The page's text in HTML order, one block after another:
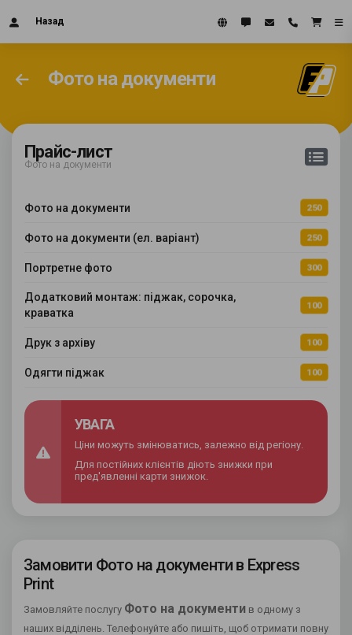
Назад
Фото на документи
Прайс-лист
Фото на документи
Фото на документи 250
Фото на документи (ел. варіант) 250
Портретне фото 300
Додатковий монтаж: піджак, сорочка,
краватка
100
Друк з архіву 100
Одягти піджак 100
УВАГА
Ціни можуть змінюватись, залежно від регіону.
Для постійних клієнтів діють знижки при
пред'явленні карти знижок.
Замовити Фото на документи в Express
Print
Замовляйте послугу Фото на документи в одному з
наших відділень. Телефонуйте або пишіть, щоб отримати повну